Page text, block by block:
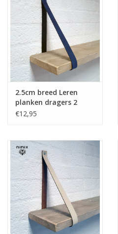
2.5cm breed Leren
planken dragers 2
stuks blauw
€12,95